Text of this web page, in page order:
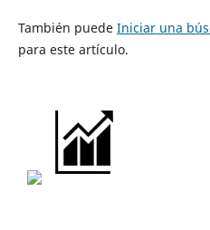
También puede Iniciar una
para este artículo.